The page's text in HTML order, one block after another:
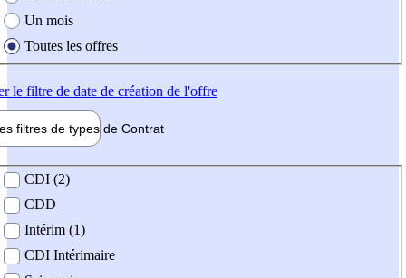
Un mois
Toutes les offres
le filtre de date de création de l'offre
filtres de types de Contrat
contrat
CDI (2)
CDD
Intérim (1)
CDI Intérimaire